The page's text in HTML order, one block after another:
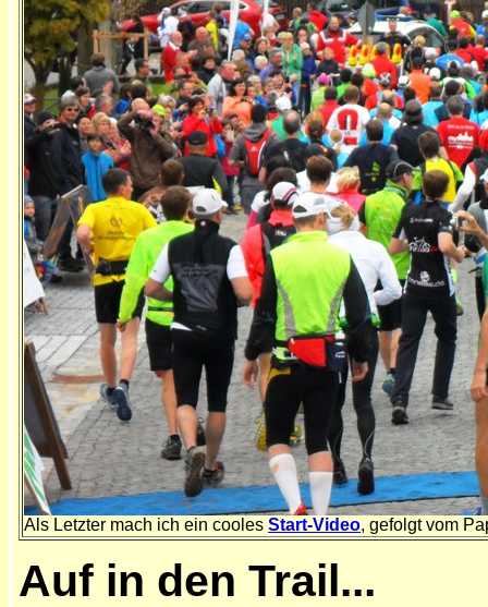
Als Letzter mach ich ein cooles Start-Video, gefolgt vom
Auf in den Trail...